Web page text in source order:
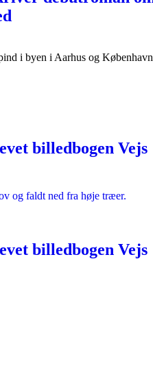
i byen i Aarhus og København
billedbogen Vejs
og faldt ned fra høje træer.
billedbogen Vejs